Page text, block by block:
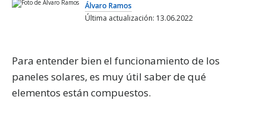
Álvaro Ramos
Última actualización: 13.06.2022
Para entender bien el funcionamiento de los
paneles solares, es muy útil saber de qué
elementos están compuestos.